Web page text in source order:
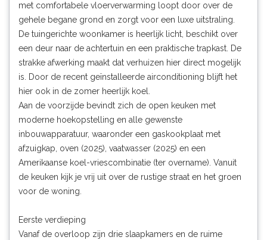
met comfortabele vloerverwarming loopt door over de
gehele begane grond en zorgt voor een luxe uitstraling.
De tuingerichte woonkamer is heerlijk licht, beschikt over
een deur naar de achtertuin en een praktische trapkast. De
strakke afwerking maakt dat verhuizen hier direct mogelijk
is. Door de recent geïnstalleerde airconditioning blijft het
hier ook in de zomer heerlijk koel.
Aan de voorzijde bevindt zich de open keuken met
moderne hoekopstelling en alle gewenste
inbouwapparatuur, waaronder een gaskookplaat met
afzuigkap, oven (2025), vaatwasser (2025) en een
Amerikaanse koel-vriescombinatie (ter overname). Vanuit
de keuken kijk je vrij uit over de rustige straat en het groen
voor de woning.
Eerste verdieping
Vanaf de overloop zijn drie slaapkamers en de ruime